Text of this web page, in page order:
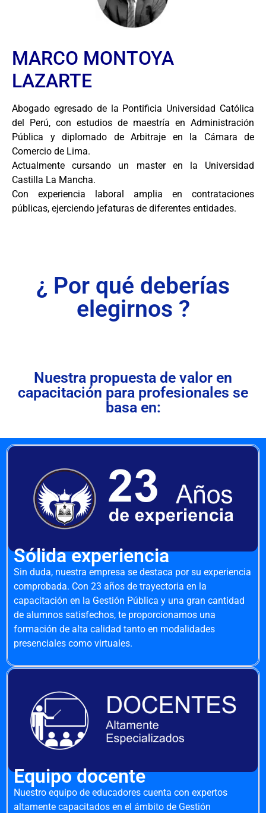
MARCO MONTOYA
LAZARTE
Abogado egresado de la Pontificia Universidad Católica
del Perú, con estudios de maestría en Administración
Pública y diplomado de Arbitraje en la Cámara de
Comercio de Lima.
Actualmente cursando un master en la Universidad
Castilla La Mancha.
Con experiencia laboral amplia en contrataciones
públicas, ejerciendo jefaturas de diferentes entidades.
¿ Por qué deberías
elegirnos ?
Nuestra propuesta de valor en
capacitación para profesionales se
basa en:
Sólida experiencia
Sin duda, nuestra empresa se destaca por su experiencia
comprobada. Con 23 años de trayectoria en la
capacitación en la Gestión Pública y una gran cantidad
de alumnos satisfechos, te proporcionamos una
formación de alta calidad tanto en modalidades
presenciales como virtuales.
Equipo docente
Nuestro equipo de educadores cuenta con expertos
altamente capacitados en el ámbito de Gestión